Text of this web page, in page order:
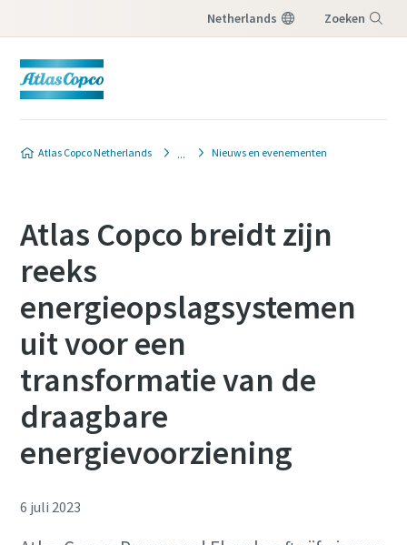
Netherlands Zoeken
Atlas Copco Netherlands Nieuws en evenementen
Atlas Copco breidt zijn
reeks
energieopslagsystemen
uit voor een
transformatie van de
draagbare
energievoorziening
6 juli 2023